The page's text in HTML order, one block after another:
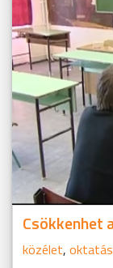
közélet, oktatás